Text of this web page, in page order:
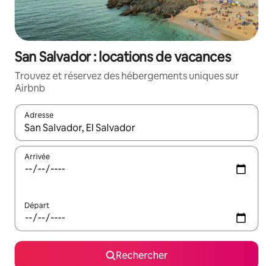
San Salvador : locations de vacances
Trouvez et réservez des hébergements uniques sur
Airbnb
Adresse
Lorsque les résultats s'affichent, utilisez les flèches vers le
Arrivée
Départ
Rechercher